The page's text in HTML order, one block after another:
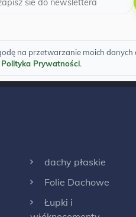
na przetwarzanie moich danych
Polityka Prywatności.
dachy płaskie
Folie Dachowe
Łupki i